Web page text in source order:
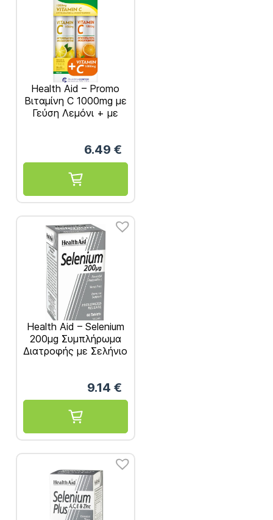
Health Aid – Promo
Βιταμίνη C 1000mg με
Γεύση Λεμόνι + με
6.49 €
Health Aid – Selenium
200μg Συμπλήρωμα
Διατροφής με Σελήνιο
9.14 €